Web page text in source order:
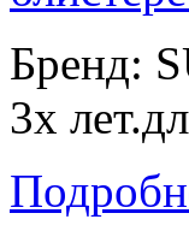
Бренд:
3х